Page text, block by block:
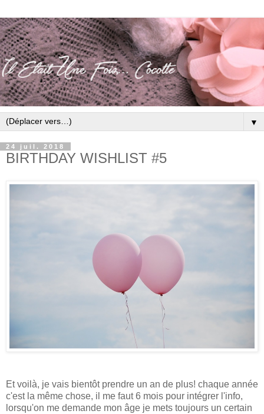
▼
24 juil. 2018
BIRTHDAY WISHLIST #5
Et voilà, je vais bientôt prendre un an de plus! chaque année
c'est la même chose, il me faut 6 mois pour intégrer l'info,
lorsqu'on me demande mon âge je mets toujours un certain